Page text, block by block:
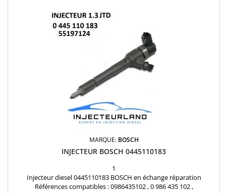
MARQUE: BOSCH
INJECTEUR BOSCH 0445110183
1
Injecteur diesel 0445110183 BOSCH en échange réparation
Références compatibles : 0986435102 , 0 986 435 102 ,